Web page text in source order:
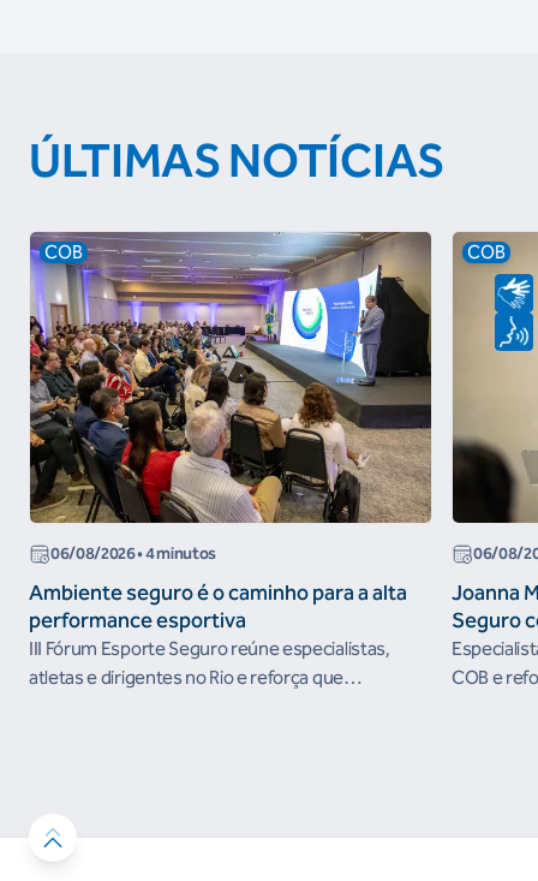
ÚLTIMAS NOTÍCIAS
COB
06/08/2026• 4 minutos
Ambiente seguro é o caminho para a alta
performance esportiva
III Fórum Esporte Seguro reúne especialistas,
atletas e dirigentes no Rio e reforça que
COB
06/08/
Joanna
Seguro
COB e